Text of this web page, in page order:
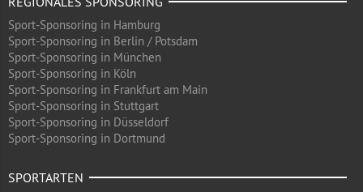
Sport-Sponsoring in Hamburg
Sport-Sponsoring in Berlin / Potsdam
Sport-Sponsoring in München
Sport-Sponsoring in Köln
Sport-Sponsoring in Frankfurt am Main
Sport-Sponsoring in Stuttgart
Sport-Sponsoring in Düsseldorf
Sport-Sponsoring in Dortmund
SPORTARTEN